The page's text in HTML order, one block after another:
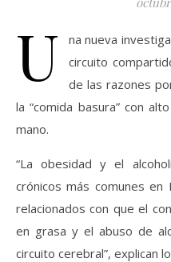
U
na nueva
circuito
de las razones
la “comida basura” con
mano.
“La obesidad y el
crónicos más comunes
relacionados con que el
en grasa y el abuso de
circuito cerebral”, explican